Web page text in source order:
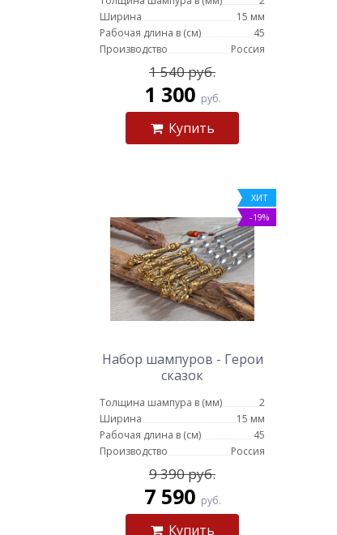
Ширина
15 мм
Рабочая длина в (см)
45
Производство
Россия
1 540 руб.
1 300 руб.
Купить
ХИТ
-19%
Набор шампуров - Герои
сказок
Толщина шампура в (мм)
2
Ширина
15 мм
Рабочая длина в (см)
45
Производство
Россия
9 390 руб.
7 590 руб.
Купить